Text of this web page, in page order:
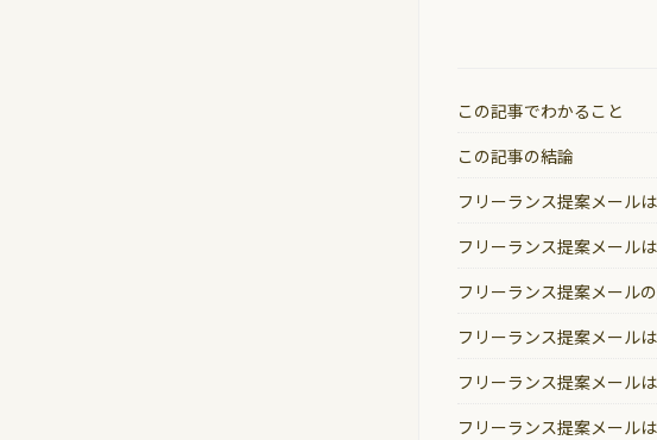
この記事でわかること
この記事の結論
フリーランス提案メール
フリーランス提案メール
フリーランス提案メール
フリーランス提案メール
フリーランス提案メール
フリーランス提案メール